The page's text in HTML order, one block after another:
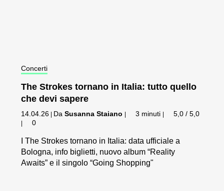
Concerti
The Strokes tornano in Italia: tutto quello
che devi sapere
14.04.26 DaSusanna Staiano 3 minuti 5,0 / 5,0
0
I The Strokes tornano in Italia: data ufficiale a
Bologna, info biglietti, nuovo album “Reality
Awaits” e il singolo “Going Shopping"